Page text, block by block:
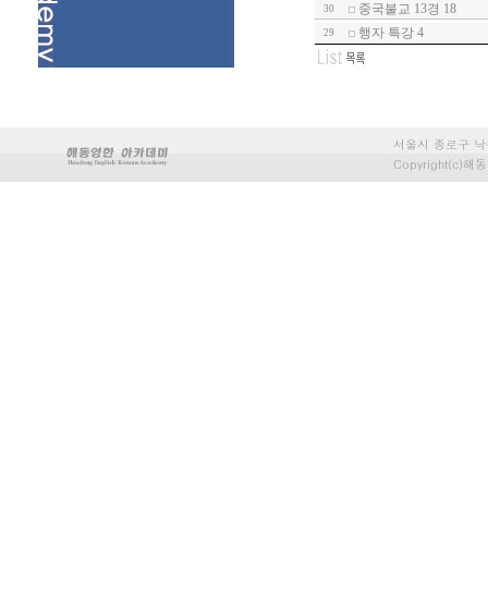
30 중국불교 13경 18
29 행자 특강 4